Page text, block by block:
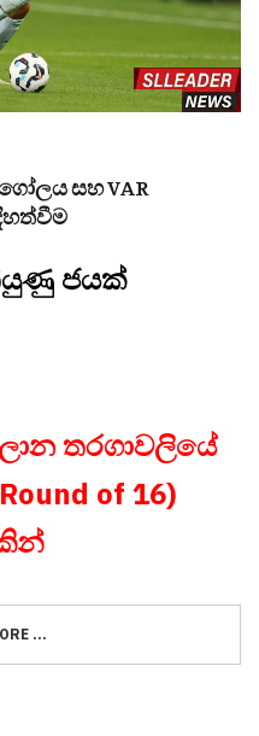
සහ VAR
ජයක්
තරගාවලියේ
of 16)
...